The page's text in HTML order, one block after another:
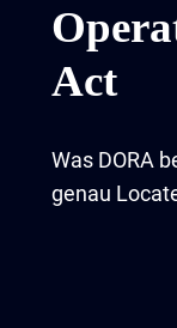
Act
Was DORA
genau